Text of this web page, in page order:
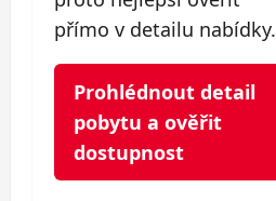
přímo v detailu nabídky.
Prohlédnout detail
pobytu a ověřit
dostupnost